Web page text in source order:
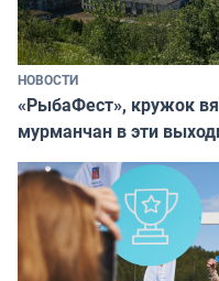
НОВОСТИ
«РыбаФест», кружок
мурманчан в эти